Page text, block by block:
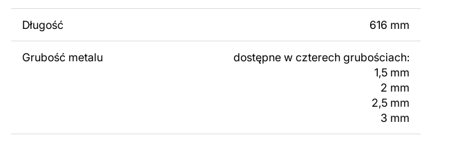
Za dodatkową opłatą możemy dostosować projekt poprzez dodanie tekstu,
obrazów lub logo Twojej firmy albo wprowadzenie innych modyfikacji według
Twoich potrzeb. Jeśli potrzebujesz indywidualnego projektu metalowego
produktu, skontaktuj się z nami.
Jeśli masz jakiekolwiek pytania lub potrzebujesz pomocy, skontaktuj się z nami
Długość 616 mm
Grubość metalu
dostępne w czterech grubościach:
1,5 mm
2 mm
2,5 mm
3 mm